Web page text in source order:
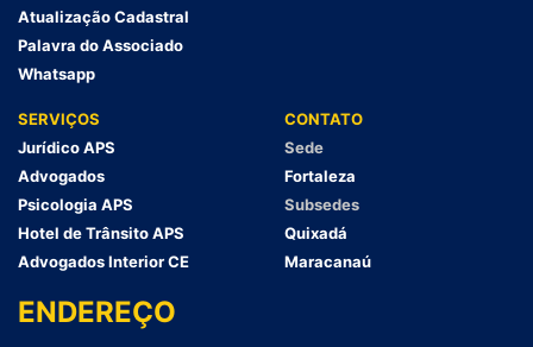
Atualização Cadastral
Palavra do Associado
Whatsapp
SERVIÇOS
Jurídico APS
Advogados
Psicologia APS
Hotel de Trânsito APS
Advogados Interior CE
CONTATO
Sede
Fortaleza
Subsedes
Quixadá
Maracanaú
ENDEREÇO